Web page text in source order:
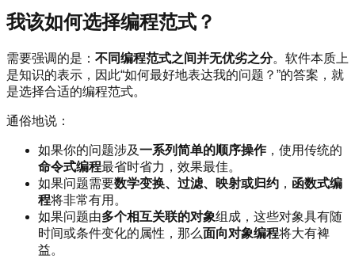
我该如何选择编程范式？
需要强调的是： 不同编程范式之间并无优劣之分。软件本质上
是知识的表示，因此“如何最好地表达我的问题？”的答案，就
是选择合适的编程范式。
通俗地说：
如果你的问题涉及一系列简单的顺序操作，使用传统的
命令式编程最省时省力，效果最佳。
如果问题需要数学变换、过滤、映射或归约 ， 函数式编
程将非常有用。
如果问题由多个相互关联的对象组成，这些对象具有随
时间或条件变化的属性，那么面向对象编程将大有裨
益。